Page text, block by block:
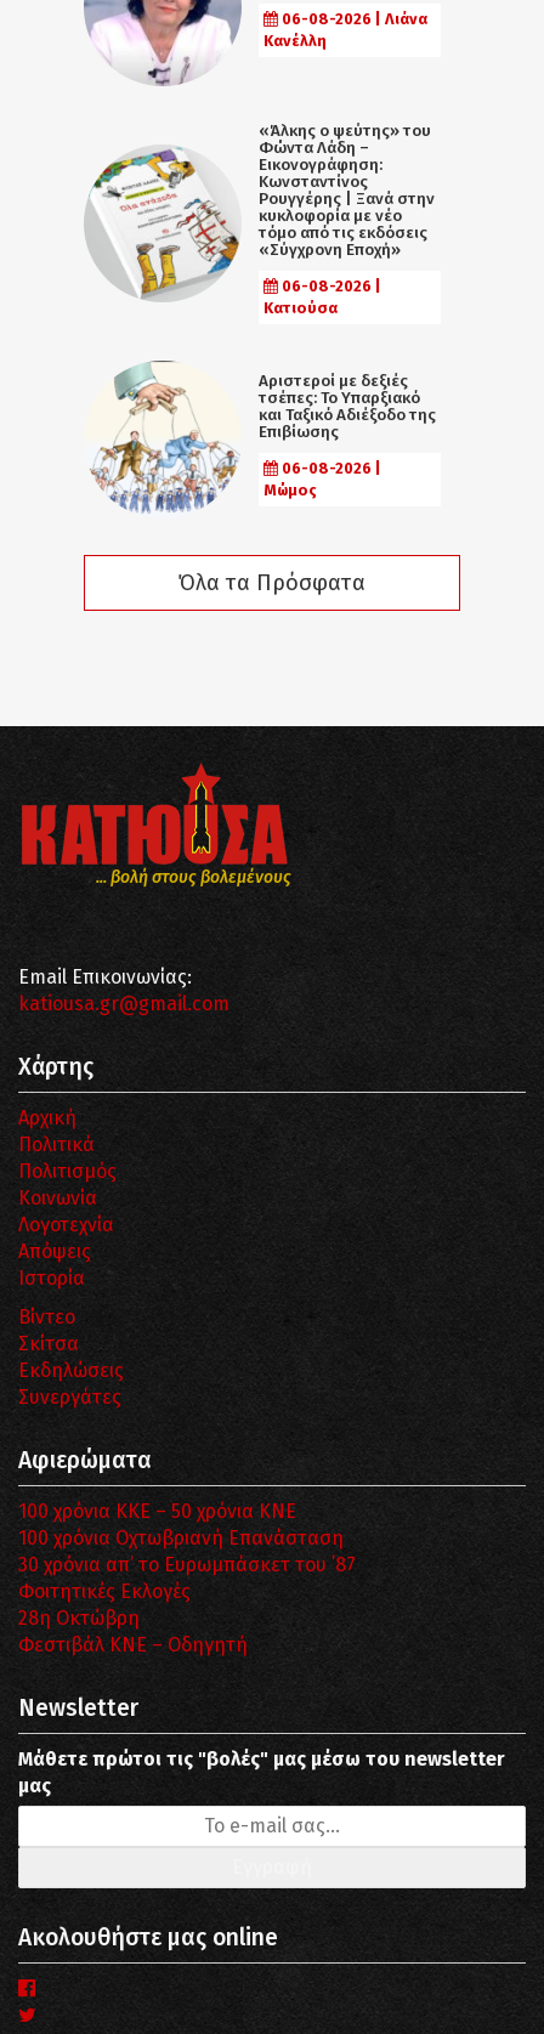
06-08-2026 | Λιάνα
Κανέλλη
«Άλκης ο ψεύτης» του
Φώντα Λάδη –
Εικονογράφηση:
Κωνσταντίνος
Ρουγγέρης | Ξανά στην
κυκλοφορία με νέο
τόμο από τις εκδόσεις
«Σύγχρονη Εποχή»
06-08-2026 |
Κατιούσα
Αριστεροί με δεξιές
τσέπες: Το Υπαρξιακό
και Ταξικό Αδιέξοδο της
Επιβίωσης
06-08-2026 |
Μώμος
Όλα τα Πρόσφατα
... βολή στους βολεμένους
Email Επικοινωνίας:
katiousa.gr@gmail.com
Χάρτης
Αρχική
Πολιτικά
Πολιτισμός
Κοινωνία
Λογοτεχνία
Απόψεις
Ιστορία
Βίντεο
Σκίτσα
Εκδηλώσεις
Συνεργάτες
Αφιερώματα
100 χρόνια ΚΚΕ – 50 χρόνια ΚΝΕ
100 χρόνια Οχτωβριανή Επανάσταση
30 χρόνια απ’ το Ευρωμπάσκετ του ΄87
Φοιτητικές Εκλογές
28η Οκτώβρη
Φεστιβάλ ΚΝΕ – Οδηγητή
Newsletter
Μάθετε πρώτοι τις "βολές" μας μέσω του newsletter
μας
Ακολουθήστε μας online